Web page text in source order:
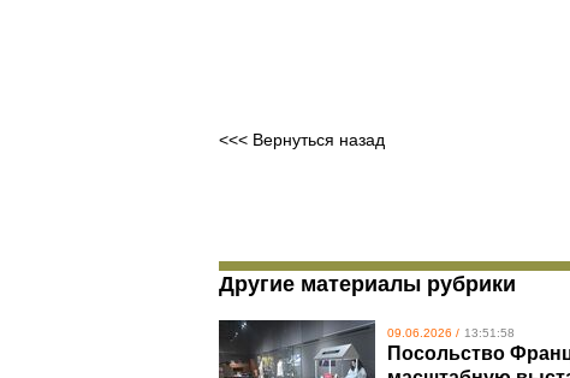
<<< Вернуться назад
Другие материалы рубрики
09.06.2026 / 13:51:58
Посольство